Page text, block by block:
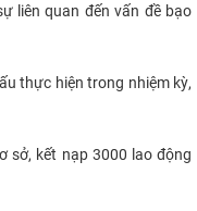
liên quan đến vấn đề bạo
thực hiện trong nhiệm kỳ,
sở, kết nạp 3000 lao động